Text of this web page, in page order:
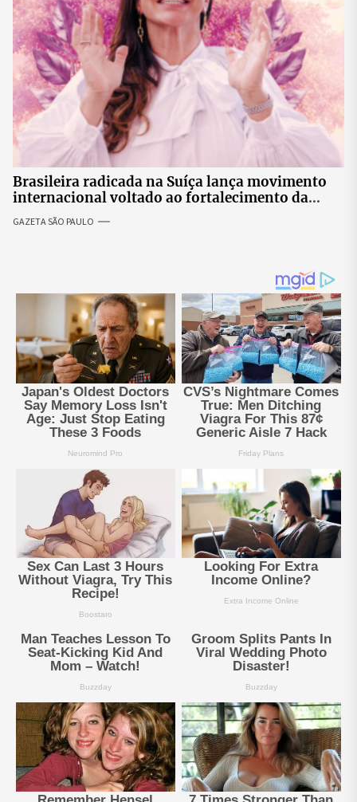
Brasileira radicada na Suíça lança movimento
internacional voltado ao fortalecimento da
identidade feminina
GAZETA SÃO PAULO